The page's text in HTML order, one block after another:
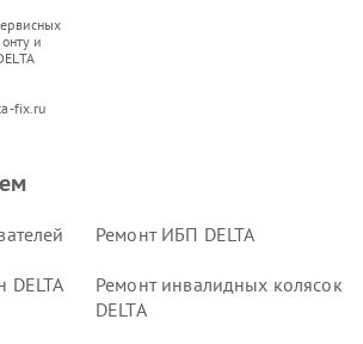
и
fix.ru
Ремонт ИБП DELTA
Ремонт инвалидных колясок
DELTA